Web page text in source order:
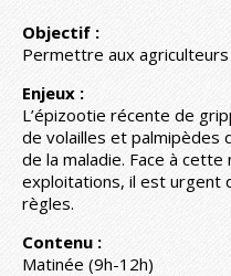
Objectif :
Permettre aux
Enjeux :
L’épizootie récente de
de volailles et palmipèdes
de la maladie. Face à
exploitations, il est urgent
règles.
Contenu :
Matinée (9h-12h)